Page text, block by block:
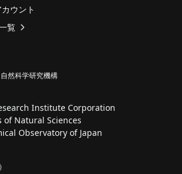
ウント
覧
然科学研究機構
Institute Corporation
Natural Sciences
Observatory of Japan